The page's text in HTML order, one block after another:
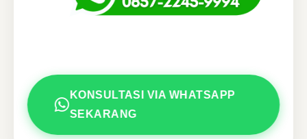
KONSULTASI VIA WHATSAPP
SEKARANG